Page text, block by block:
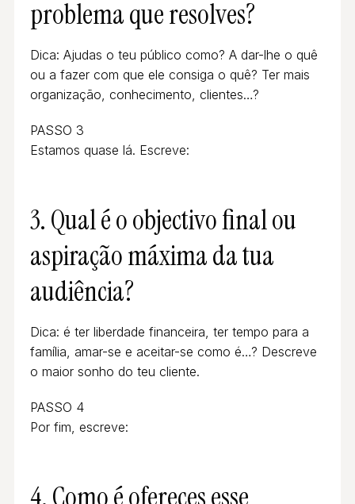
problema que resolves?
Dica: Ajudas o teu público como? A dar-lhe o quê
ou a fazer com que ele consiga o quê? Ter mais
organização, conhecimento, clientes…?
PASSO 3
Estamos quase lá. Escreve:
3. Qual é o objectivo final ou
aspiração máxima da tua
audiência?
Dica: é ter liberdade financeira, ter tempo para a
família, amar-se e aceitar-se como é…? Descreve
o maior sonho do teu cliente.
PASSO 4
Por fim, escreve:
4. Como é ofereces esse